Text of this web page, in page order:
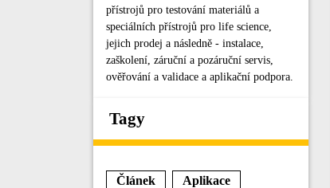
přístrojů pro testování materiálů a
speciálních přístrojů pro life science,
jejich prodej a následně - instalace,
zaškolení, záruční a pozáruční servis,
ověřování a validace a aplikační podpora.
Tagy
Článek
Aplikace